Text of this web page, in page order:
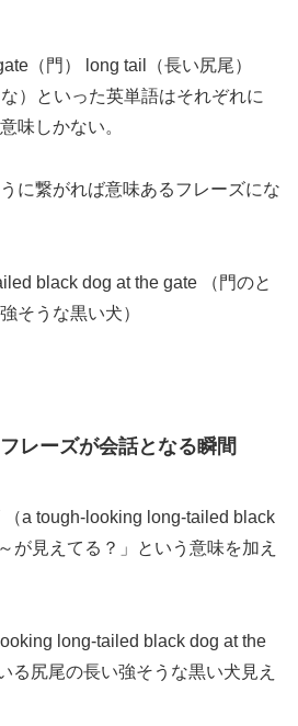
（門） long tail（長い尻尾）
）といった英単語はそれぞれに
味しかない。
に繋がれば意味あるフレーズにな
black dog at the gate （門のと
そうな黒い犬）
レーズが会話となる瞬間
（a tough-looking long-tailed black
が見えてる？」という意味を加え
long-tailed black dog at the
る尻尾の長い強そうな黒い犬見え